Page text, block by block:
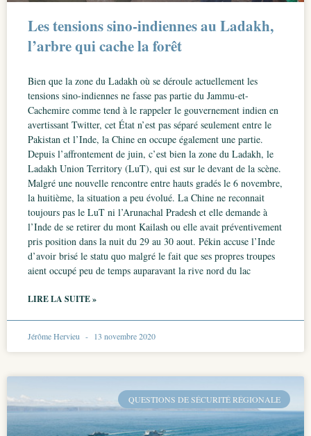
Les tensions sino-indiennes au Ladakh,
l’arbre qui cache la forêt
Bien que la zone du Ladakh où se déroule actuellement les
tensions sino-indiennes ne fasse pas partie du Jammu-et-
Cachemire comme tend à le rappeler le gouvernement indien en
avertissant Twitter, cet État n’est pas séparé seulement entre le
Pakistan et l’Inde, la Chine en occupe également une partie.
Depuis l’affrontement de juin, c’est bien la zone du Ladakh, le
Ladakh Union Territory (LuT), qui est sur le devant de la scène.
Malgré une nouvelle rencontre entre hauts gradés le 6 novembre,
la huitième, la situation a peu évolué. La Chine ne reconnait
toujours pas le LuT ni l’Arunachal Pradesh et elle demande à
l’Inde de se retirer du mont Kailash ou elle avait préventivement
pris position dans la nuit du 29 au 30 aout. Pékin accuse l’Inde
d’avoir brisé le statu quo malgré le fait que ses propres troupes
aient occupé peu de temps auparavant la rive nord du lac
LIRE LA SUITE »
Jérôme Hervieu 13 novembre 2020
QUESTIONS DE SÉCURITÉ RÉGIONALE